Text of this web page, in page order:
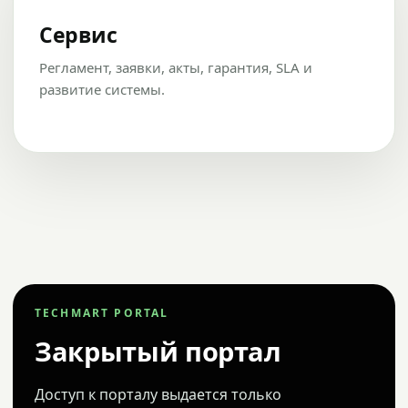
Сервис
Регламент, заявки, акты, гарантия, SLA и
развитие системы.
TECHMART PORTAL
Закрытый портал
Доступ к порталу выдается только